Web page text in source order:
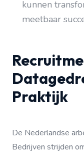
kunnen
meetbaar
Praktijk
De Nederlandse
Bedrijven strijden